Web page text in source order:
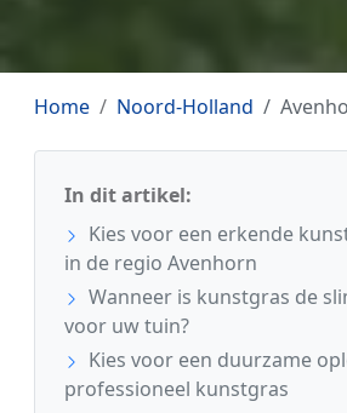
Home Noord-Holland
In dit artikel:
Kies voor een erkende
in de regio Avenhorn
Wanneer is kunstgras de
voor uw tuin?
Kies voor een duurzame
professioneel kunstgras